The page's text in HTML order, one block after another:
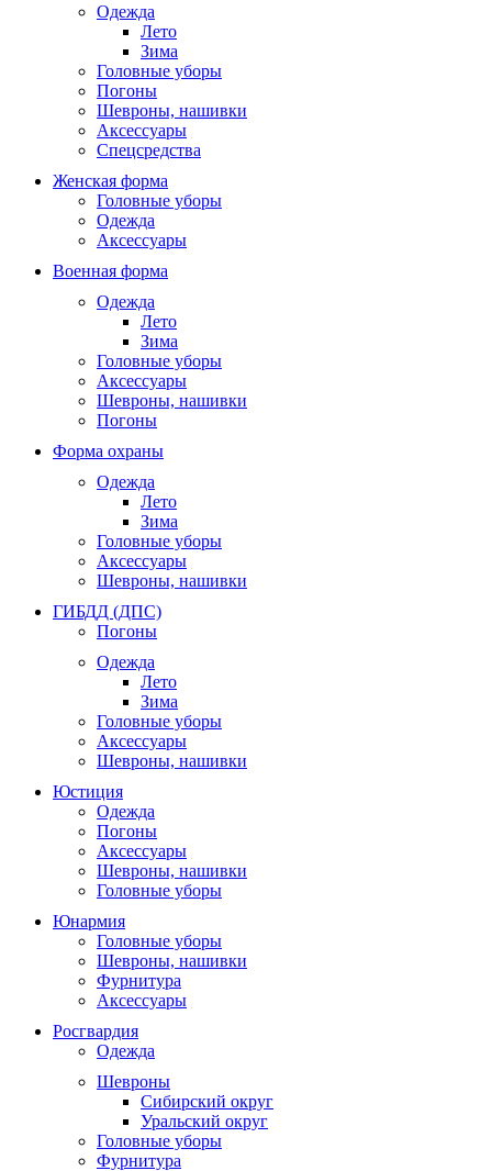
Одежда
Лето
Зима
Головные уборы
Погоны
Шевроны, нашивки
Аксессуары
Спецсредства
Женская форма
Головные уборы
Одежда
Аксессуары
Военная форма
Одежда
Лето
Зима
Головные уборы
Аксессуары
Шевроны, нашивки
Погоны
Форма охраны
Одежда
Лето
Зима
Головные уборы
Аксессуары
Шевроны, нашивки
ГИБДД (ДПС)
Погоны
Одежда
Лето
Зима
Головные уборы
Аксессуары
Шевроны, нашивки
Юстиция
Одежда
Погоны
Аксессуары
Шевроны, нашивки
Головные уборы
Юнармия
Головные уборы
Шевроны, нашивки
Фурнитура
Аксессуары
Росгвардия
Одежда
Шевроны
Сибирский округ
Уральский округ
Головные уборы
Фурнитура